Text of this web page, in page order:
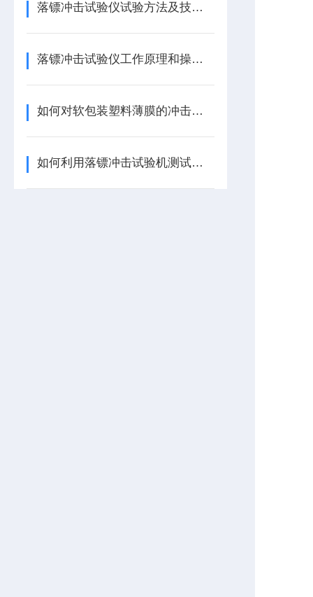
落镖冲击试验仪试验方法及技术指标
落镖冲击试验仪工作原理和操作步骤
如何对软包装塑料薄膜的冲击强度进行检测
如何利用落镖冲击试验机测试保鲜膜的抗冲击性